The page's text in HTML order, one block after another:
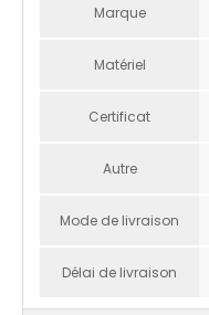
Marque
Matériel
Certificat
Autre
Mode de livraison
Délai de livraison